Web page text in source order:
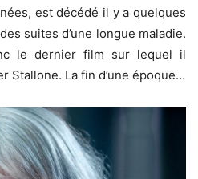
est décédé il y a quelques
suites d’une longue maladie.
le dernier film sur lequel il
Stallone. La fin d’une époque…